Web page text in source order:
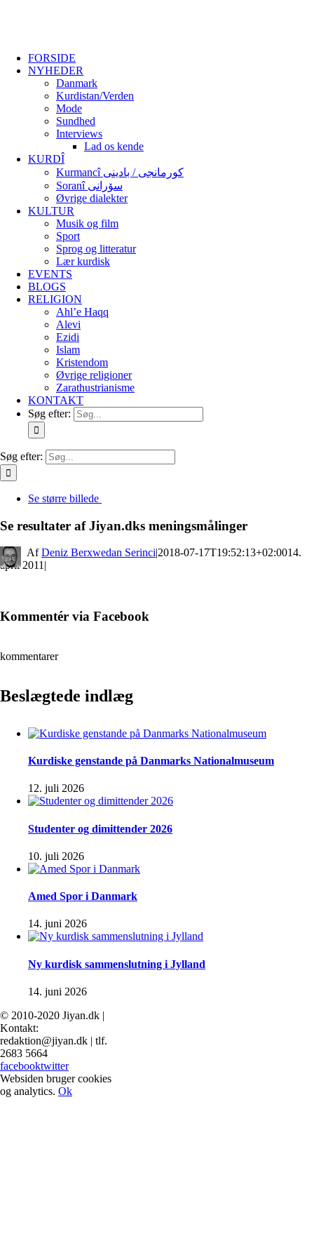
FORSIDE
NYHEDER
Danmark
Kurdistan/Verden
Mode
Sundhed
Interviews
Lad os kende
KURDÎ
Kurmancî کورمانجی / بادینی
Soranî سۆرانی
Øvrige dialekter
KULTUR
Musik og film
Sport
Sprog og litteratur
Lær kurdisk
EVENTS
BLOGS
RELIGION
Ahl’e Haqq
Alevi
Ezidi
Islam
Kristendom
Øvrige religioner
Zarathustrianisme
KONTAKT
Søg efter:
Søg efter:
Se større billede
Se resultater af Jiyan.dks meningsmålinger
By Deniz Berxwedan Serinci|2018-07-17T19:52:13+02:0014.
april 2011|
Kommentér via Facebook
kommentarer
Beslægtede indlæg
Kurdiske genstande på Danmarks Nationalmuseum
12. juli 2026
Studenter og dimittender 2026
10. juli 2026
Amed Spor i Danmark
14. juni 2026
Ny kurdisk sammenslutning i Jylland
14. juni 2026
© 2010-2020 Jiyan.dk |
Kontakt:
redaktion@jiyan.dk | tlf.
2683 5664
facebooktwitter
Websiden bruger cookies
og analytics. Ok